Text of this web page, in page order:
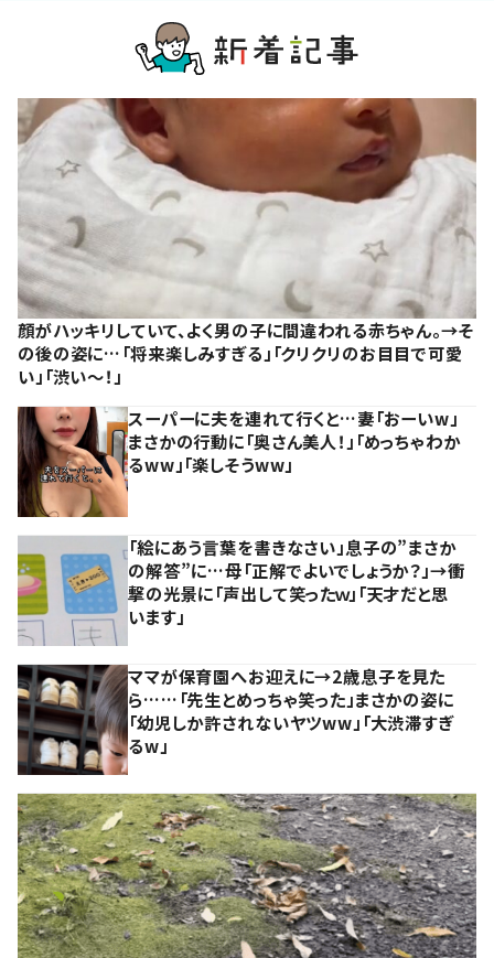
顔がハッキリしていて、よく男の子に間違われる赤ちゃん。→そ
の後の姿に…「将来楽しみすぎる」「クリクリのお目目で可愛
い」「渋い～！」
スーパーに夫を連れて行くと…妻「おーいw」
まさかの行動に「奥さん美人！」「めっちゃわか
るww」「楽しそうww」
「絵にあう言葉を書きなさい」息子の”まさか
の解答”に…母「正解でよいでしょうか？」→衝
撃の光景に「声出して笑ったｗ」「天才だと思
います」
ママが保育園へお迎えに→2歳息子を見た
ら……「先生とめっちゃ笑った」まさかの姿に
「幼児しか許されないヤツww」「大渋滞すぎ
るw」